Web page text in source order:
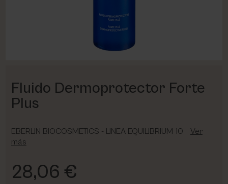
Fluido Dermoprotector Forte
Plus
EBERLIN BIOCOSMETICS - LINEA EQUILIBRIUM 10
Ver
más
28,06 €
VICTORIA VYNN